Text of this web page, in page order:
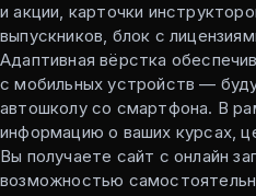
и акции, карточки
выпускников, блок с
Адаптивная вёрстка
с мобильных устройств —
автошколу со смартфона. В
информацию о ваших курсах,
Вы получаете сайт с онлайн
возможностью